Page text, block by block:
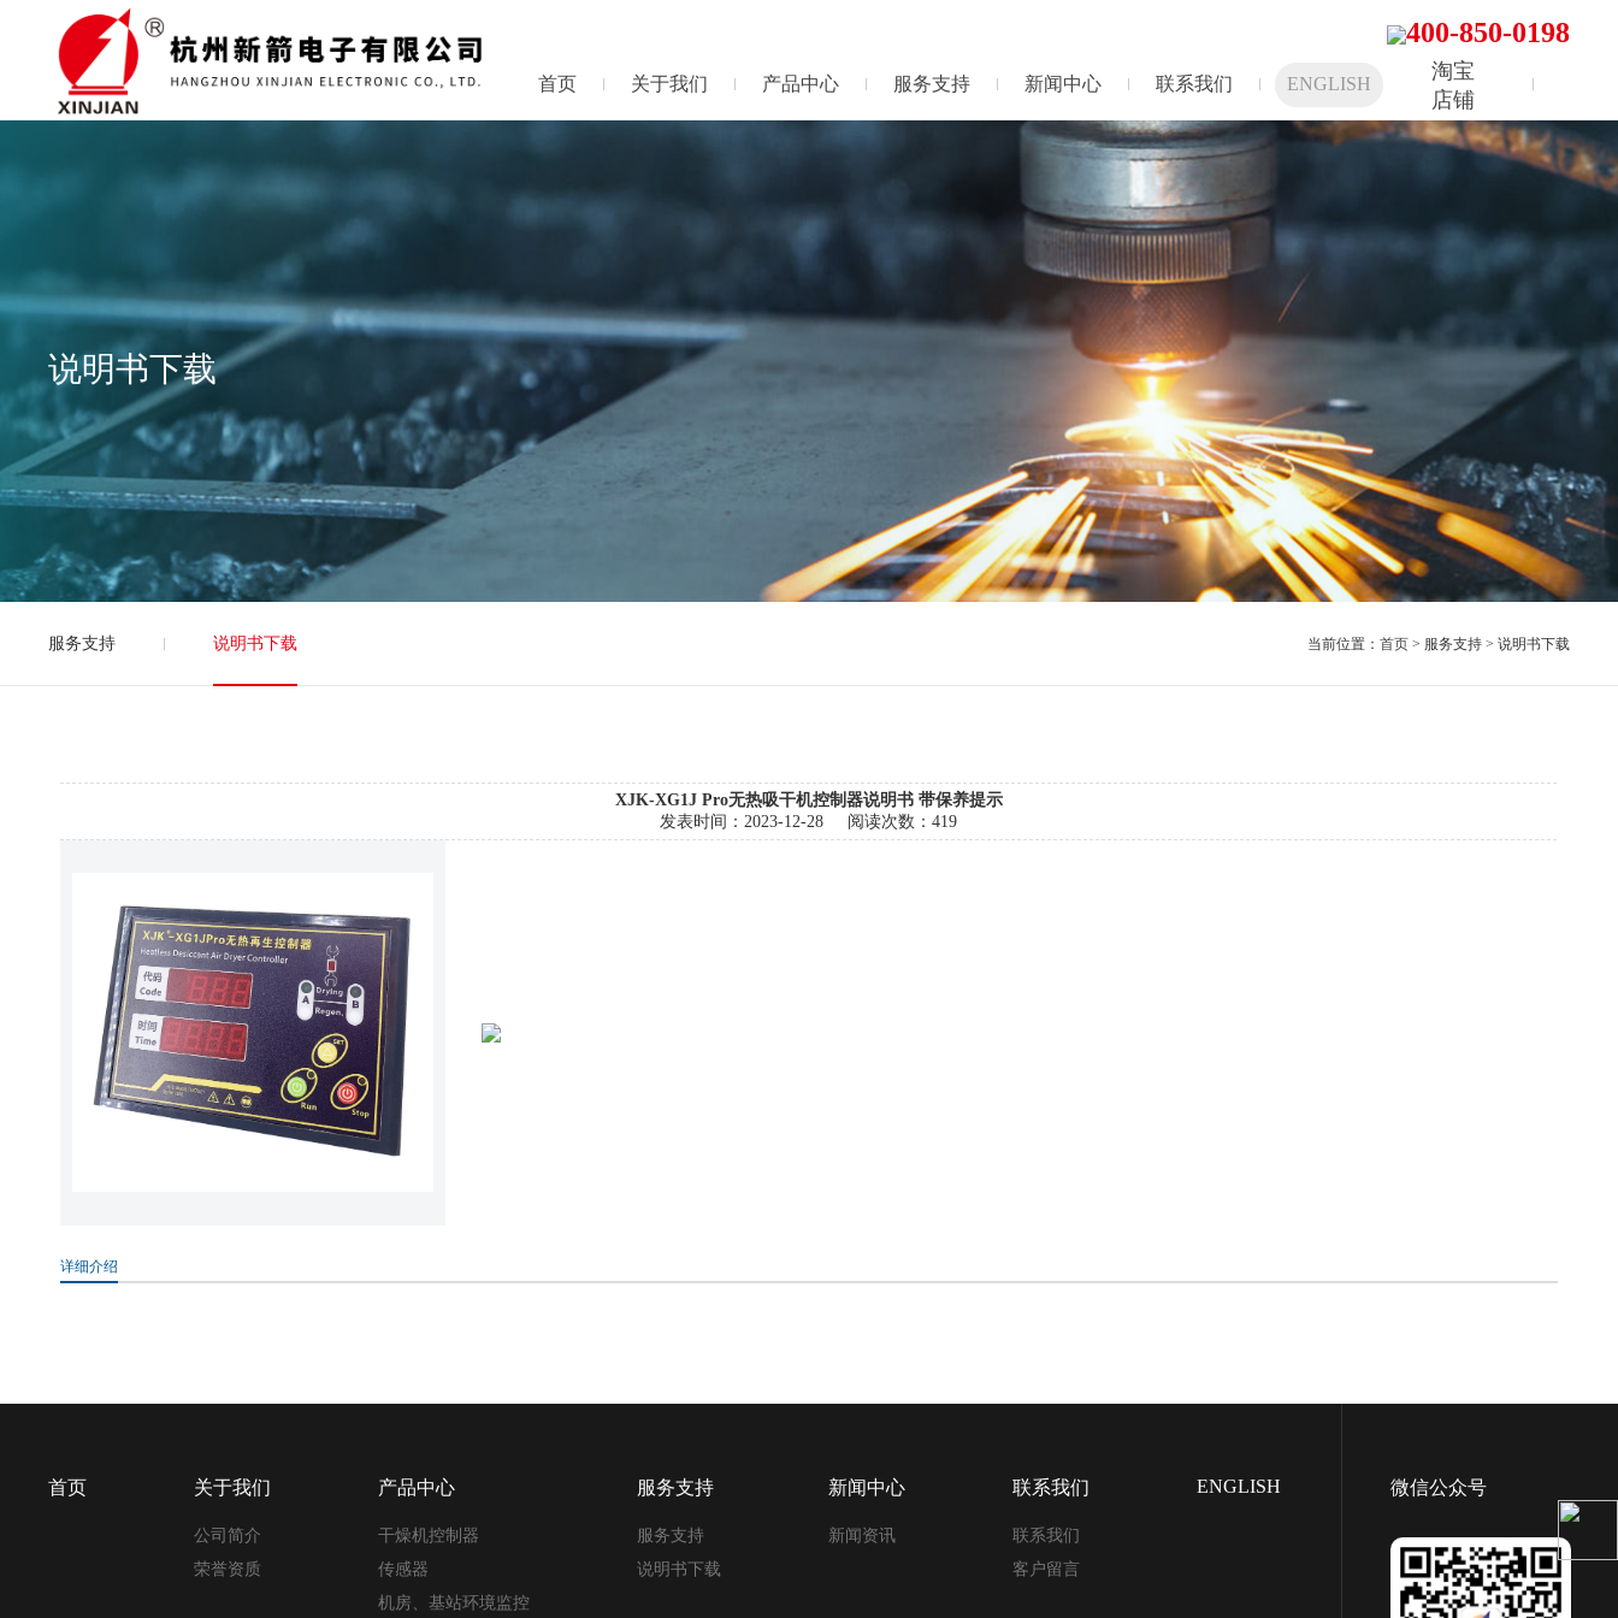
首页 关于我们 产品中心 服务支持 新闻中心 联系我们 ENGLISH
淘宝
店铺
400-850-0198
说明书下载
服务支持 说明书下载 当前位置： 首页> 服务支持 > 说明书下载
XJK-XG1J Pro无热吸干机控制器说明书 带保养提示
发表时间：2023-12-28 阅读次数：419
详细介绍
首页 关于我们
公司简介
荣誉资质
产品中心
干燥机控制器
传感器
机房、基站环境监控
服务支持
服务支持
说明书下载
新闻中心
新闻资讯
联系我们
联系我们
客户留言
ENGLISH 微信公众号